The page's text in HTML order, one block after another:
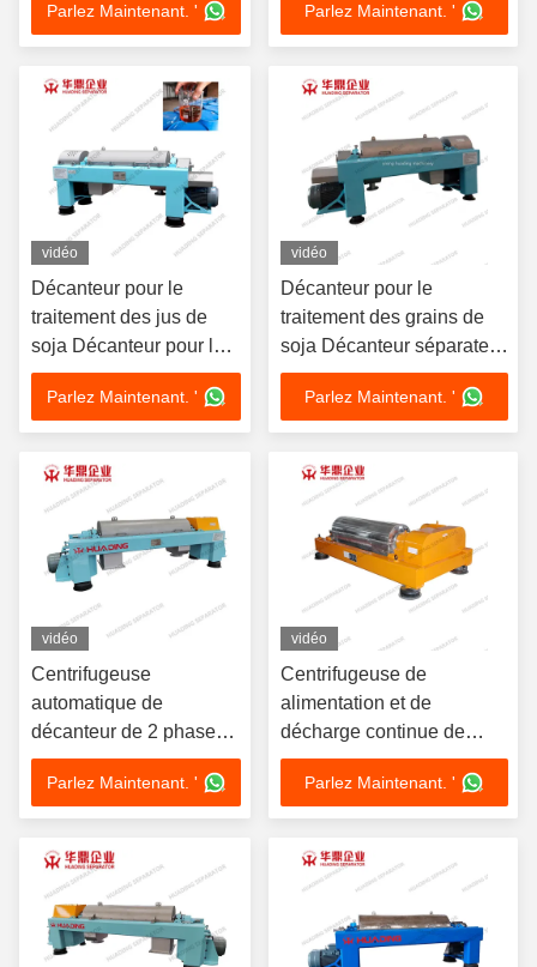
de centrifugeuses
Parlez Maintenant. '
clarification de la plante.
Parlez Maintenant. '
vidéo
Décanteur pour le
traitement des jus de
soja Décanteur pour les
séparateurs de
centrifugeuses Machine
Industrie alimentaire
Parlez Maintenant. '
vidéo
Décanteur pour le
traitement des grains de
soja Décanteur séparateur
centrifugeur pour la
séparation des liquides
solides de liquides
Sédimentation à vis
automatique Décharge
Parlez Maintenant. '
vidéo
Centrifugeuse
automatique de
décanteur de 2 phases
pour l'industrie chimique
avec le matériel
anticorrosion élevé
Parlez Maintenant. '
vidéo
Centrifugeuse de
alimentation et de
décharge continue de
décanteur pour
l'asséchage de boue
Parlez Maintenant. '